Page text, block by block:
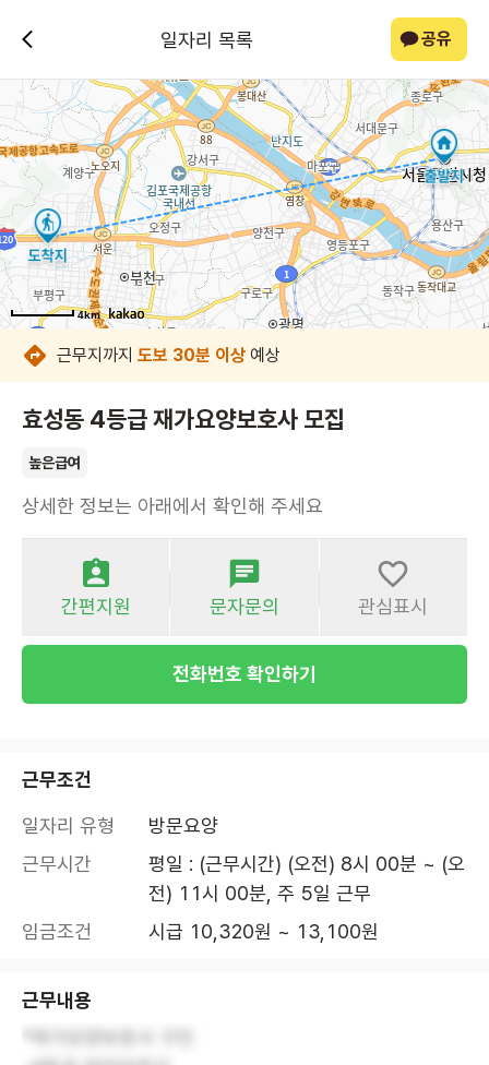
일자리 목록 공유
4km
4km
4km
4km
4km
4km
4km
4km
근무지까지 도보 30분 이상 예상
효성동 4등급 재가요양보호사 모집
높은급여
상세한 정보는 아래에서 확인해 주세요
간편지원 문자문의 관심표시
전화번호 확인하기
근무조건
일자리 유형
방문요양
근무시간
평일 : (근무시간) (오전) 8시 00분 ~ (오
전) 11시 00분, 주 5일 근무
임금조건
시급 10,320원 ~ 13,100원
근무내용